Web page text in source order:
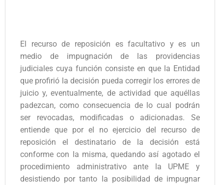
El recurso de reposición es facultativo y es un
medio de impugnación de las providencias
judiciales cuya función consiste en que la Entidad
que profirió la decisión pueda corregir los errores de
juicio y, eventualmente, de actividad que aquéllas
padezcan, como consecuencia de lo cual podrán
ser revocadas, modificadas o adicionadas. Se
entiende que por el no ejercicio del recurso de
reposición el destinatario de la decisión está
conforme con la misma, quedando así agotado el
procedimiento administrativo ante la UPME y
desistiendo por tanto la posibilidad de impugnar